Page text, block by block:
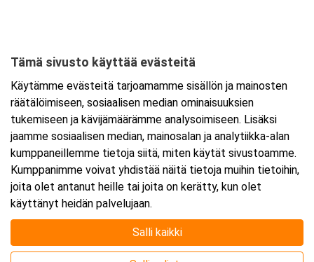
Järjestäjä
Tämä sivusto käyttää evästeitä
Käytämme evästeitä tarjoamamme sisällön ja mainosten
räätälöimiseen, sosiaalisen median ominaisuuksien
tukemiseen ja kävijämäärämme analysoimiseen. Lisäksi
jaamme sosiaalisen median, mainosalan ja analytiikka-alan
kumppaneillemme tietoja siitä, miten käytät sivustoamme.
Kumppanimme voivat yhdistää näitä tietoja muihin tietoihin,
joita olet antanut heille tai joita on kerätty, kun olet
käyttänyt heidän palvelujaan.
Salli kaikki